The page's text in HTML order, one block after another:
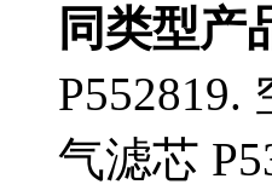
同类型产
P552819.
气滤芯